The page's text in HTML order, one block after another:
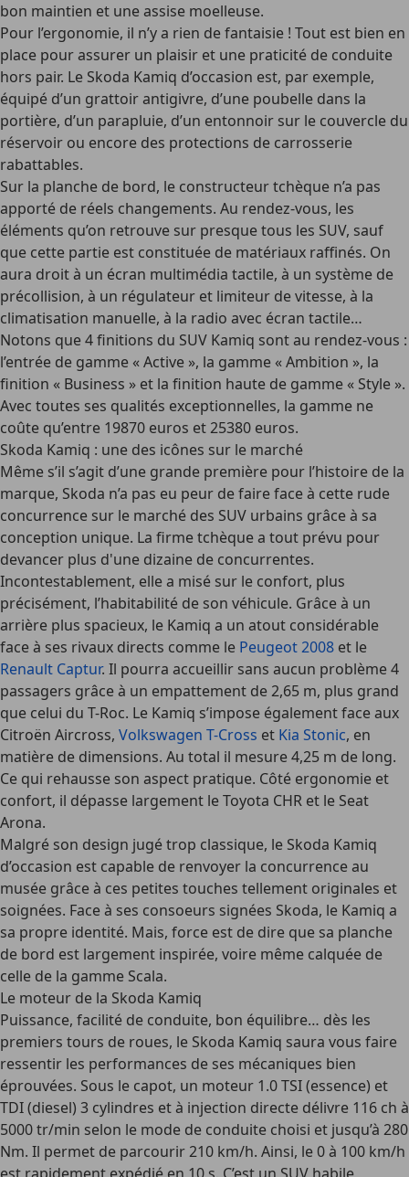
bon maintien et une assise moelleuse.
Pour l’ergonomie, il n’y a rien de fantaisie ! Tout est bien en
place pour assurer un plaisir et une praticité de conduite
hors pair. Le Skoda Kamiq d’occasion est, par exemple,
équipé d’un grattoir antigivre, d’une poubelle dans la
portière, d’un parapluie, d’un entonnoir sur le couvercle du
réservoir ou encore des protections de carrosserie
rabattables.
Sur la planche de bord, le constructeur tchèque n’a pas
apporté de réels changements. Au rendez-vous, les
éléments qu’on retrouve sur presque tous les SUV, sauf
que cette partie est constituée de matériaux raffinés. On
aura droit à un écran multimédia tactile, à un système de
précollision, à un régulateur et limiteur de vitesse, à la
climatisation manuelle, à la radio avec écran tactile…
Notons que 4 finitions du SUV Kamiq sont au rendez-vous :
l’entrée de gamme « Active », la gamme « Ambition », la
finition « Business » et la finition haute de gamme « Style ».
Avec toutes ses qualités exceptionnelles, la gamme ne
coûte qu’entre 19870 euros et 25380 euros.
Skoda Kamiq : une des icônes sur le marché
Même s’il s’agit d’une grande première pour l’histoire de la
marque, Skoda n’a pas eu peur de faire face à cette rude
concurrence sur le marché des SUV urbains grâce à sa
conception unique. La firme tchèque a tout prévu pour
devancer plus d'une dizaine de concurrentes.
Incontestablement, elle a misé sur le confort, plus
précisément, l’habitabilité de son véhicule. Grâce à un
arrière plus spacieux, le Kamiq a un atout considérable
face à ses rivaux directs comme le Peugeot 2008 et le
Renault Captur. Il pourra accueillir sans aucun problème 4
passagers grâce à un empattement de 2,65 m, plus grand
que celui du T-Roc. Le Kamiq s’impose également face aux
Citroën Aircross, Volkswagen T-Cross et Kia Stonic, en
matière de dimensions. Au total il mesure 4,25 m de long.
Ce qui rehausse son aspect pratique. Côté ergonomie et
confort, il dépasse largement le Toyota CHR et le Seat
Arona.
Malgré son design jugé trop classique, le Skoda Kamiq
d’occasion est capable de renvoyer la concurrence au
musée grâce à ces petites touches tellement originales et
soignées. Face à ses consoeurs signées Skoda, le Kamiq a
sa propre identité. Mais, force est de dire que sa planche
de bord est largement inspirée, voire même calquée de
celle de la gamme Scala.
Le moteur de la Skoda Kamiq
Puissance, facilité de conduite, bon équilibre… dès les
premiers tours de roues, le Skoda Kamiq saura vous faire
ressentir les performances de ses mécaniques bien
éprouvées. Sous le capot, un moteur 1.0 TSI (essence) et
TDI (diesel) 3 cylindres et à injection directe délivre 116 ch à
5000 tr/min selon le mode de conduite choisi et jusqu’à 280
Nm. Il permet de parcourir 210 km/h. Ainsi, le 0 à 100 km/h